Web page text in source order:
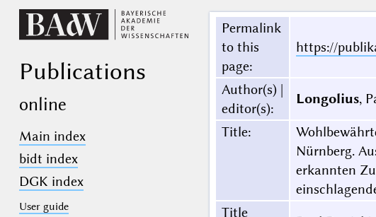
Publications
online
Main index
bidt index
DGK index
User guide
Permalink
to this
page:
https://
Author(s) |
editor(s):
Longolius,
Title:
Nürnberg.
erkannten
Title